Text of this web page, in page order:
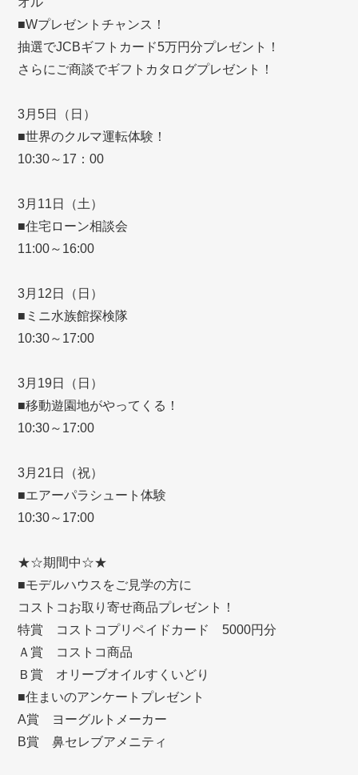
■Wプレゼントチャンス！
抽選でJCBギフトカード5万円分プレゼント！
さらにご商談でギフトカタログプレゼント！
3月5日（日）
■世界のクルマ運転体験！
10:30～17：00
3月11日（土）
■住宅ローン相談会
11:00～16:00
3月12日（日）
■ミニ水族館探検隊
10:30～17:00
3月19日（日）
■移動遊園地がやってくる！
10:30～17:00
3月21日（祝）
■エアーパラシュート体験
10:30～17:00
★☆期間中☆★
■モデルハウスをご見学の方に
コストコお取り寄せ商品プレゼント！
特賞 コストコプリペイドカード 5000円分
Ａ賞 コストコ商品
Ｂ賞 オリーブオイルすくいどり
■住まいのアンケートプレゼント
A賞 ヨーグルトメーカー
B賞 鼻セレブアメニティ